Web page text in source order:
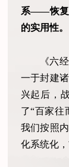
系——恢复
的实用性。
《六
一于封建
兴起后，
了“百家往
我们按照
化系统化